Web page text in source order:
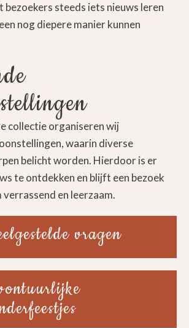
steeds iets nieuws leren
nog diepere manier kunnen
collectie organiseren wij
waarin diverse
belicht worden. Hierdoor is er
te ontdekken en blijft een bezoek
verrassend en leerzaam.
vragen